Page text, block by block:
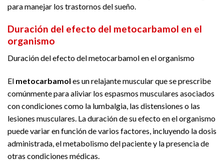
para manejar los trastornos del sueño.
Duración del efecto del metocarbamol en el
organismo
Duración del efecto del metocarbamol en el organismo
El metocarbamol es un relajante muscular que se prescribe
comúnmente para aliviar los espasmos musculares asociados
con condiciones como la lumbalgia, las distensiones o las
lesiones musculares. La duración de su efecto en el organismo
puede variar en función de varios factores, incluyendo la dosis
administrada, el metabolismo del paciente y la presencia de
otras condiciones médicas.